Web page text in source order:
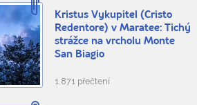
Kristus Vykupitel (Cristo
Redentore) v Maratee: Tichý
strážce na vrcholu Monte
San Biagio
1.871 přečtení